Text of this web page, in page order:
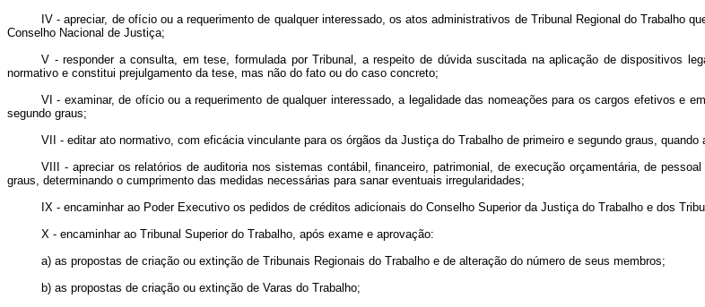
IV - apreciar, de ofício ou a requerimento de qualquer interessado, os atos administrativos de Tribunal Regional do Trabalho
Conselho Nacional de Justiça;
V - responder a consulta, em tese, formulada por Tribunal, a respeito de dúvida suscitada na aplicação de dispositivos
normativo e constitui prejulgamento da tese, mas não do fato ou do caso concreto;
VI - examinar, de ofício ou a requerimento de qualquer interessado, a legalidade das nomeações para os cargos efetivos e
segundo graus;
VII - editar ato normativo, com eficácia vinculante para os órgãos da Justiça do Trabalho de primeiro e segundo graus,
VIII - apreciar os relatórios de auditoria nos sistemas contábil, financeiro, patrimonial, de execução orçamentária, de
graus, determinando o cumprimento das medidas necessárias para sanar eventuais irregularidades;
IX - encaminhar ao Poder Executivo os pedidos de créditos adicionais do Conselho Superior da Justiça do Trabalho e dos
X - encaminhar ao Tribunal Superior do Trabalho, após exame e aprovação:
a) as propostas de criação ou extinção de Tribunais Regionais do Trabalho e de alteração do número de seus membros;
b) as propostas de criação ou extinção de Varas do Trabalho;